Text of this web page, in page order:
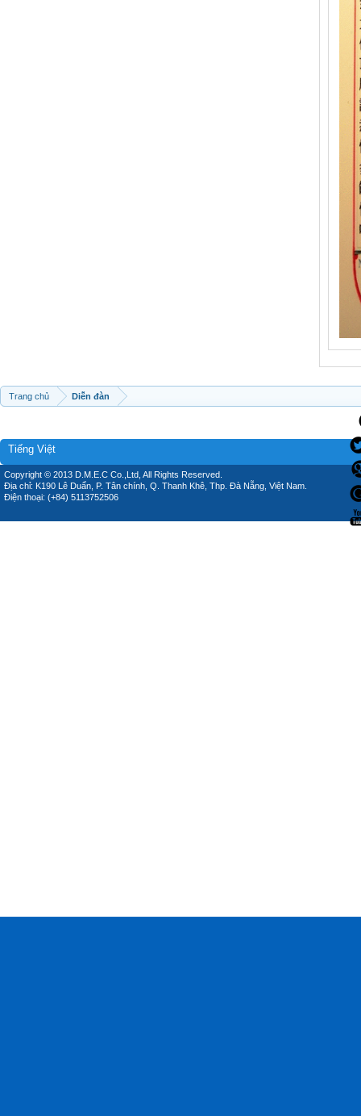
Trang chủ Diễn đàn
Tiếng Việt
Copyright © 2013 D.M.E.C Co.,Ltd, All Rights Reserved.
Địa chỉ: K190 Lê Duẩn, P. Tân chính, Q. Thanh Khê, Thp. Đà Nẵng, Việt Nam.
Điện thoại: (+84) 5113752506